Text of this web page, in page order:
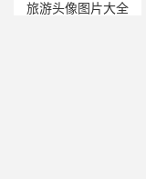
旅游头像图片大全